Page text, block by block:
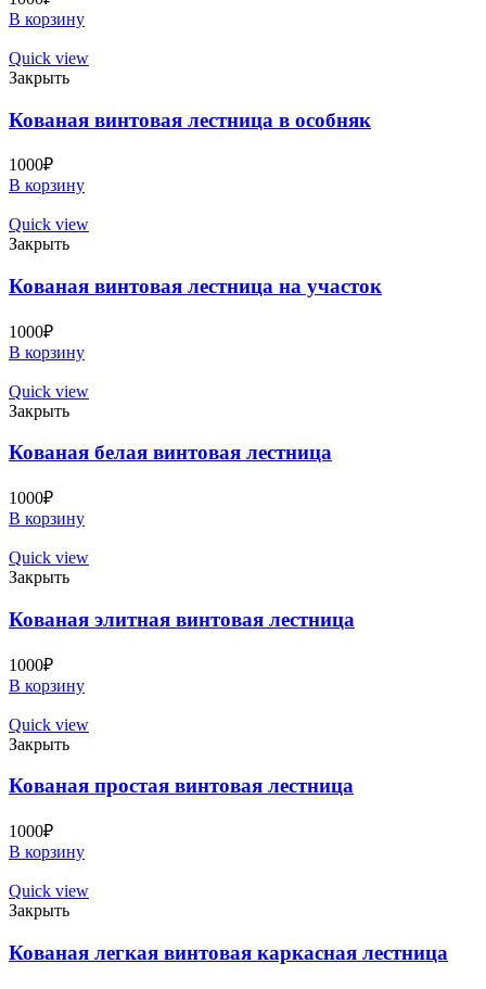
В корзину
Quick view
Закрыть
Кованая винтовая лестница в особняк
1000₽
В корзину
Quick view
Закрыть
Кованая винтовая лестница на участок
1000₽
В корзину
Quick view
Закрыть
Кованая белая винтовая лестница
1000₽
В корзину
Quick view
Закрыть
Кованая элитная винтовая лестница
1000₽
В корзину
Quick view
Закрыть
Кованая простая винтовая лестница
1000₽
В корзину
Quick view
Закрыть
Кованая легкая винтовая каркасная лестница